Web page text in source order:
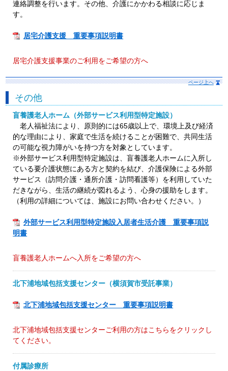
連絡調整を行います。その他、介護にかかわる相談に応じま
す。
居宅介護支援 重要事項説明書
居宅介護支援事業のご利用をご希望の方へ
ページ上へ
その他
盲養護老人ホーム（外部サービス利用型特定施設）
老人福祉法により、原則的には65歳以上で、環境上及び経済
的な理由により、家庭で生活を続けることが困難で、共同生活
の可能な視力障がいを持つ方を対象としています。
※外部サービス利用型特定施設は、盲養護老人ホームに入所し
ている要介護状態にある方と契約を結び、介護保険による外部
サービス（訪問介護・通所介護・訪問看護等）を利用していた
だきながら、生活の継続が図れるよう、心身の援助をします。
（利用の詳細については、施設にお問い合わせください。）
外部サービス利用型特定施設入居者生活介護 重要事項説
明書
盲養護老人ホームへ入所をご希望の方へ
北下浦地域包括支援センター（横須賀市受託事業）
北下浦地域包括支援センター 重要事項説明書
北下浦地域包括支援センターご利用の方はこちらをクリックし
てください。
付属診療所